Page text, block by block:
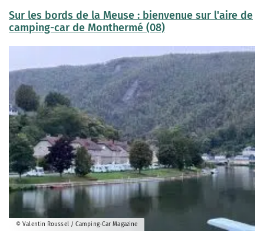
Sur les bords de la Meuse : bienvenue sur l'aire de
camping-car de Monthermé (08)
© Valentin Roussel / Camping-Car Magazine